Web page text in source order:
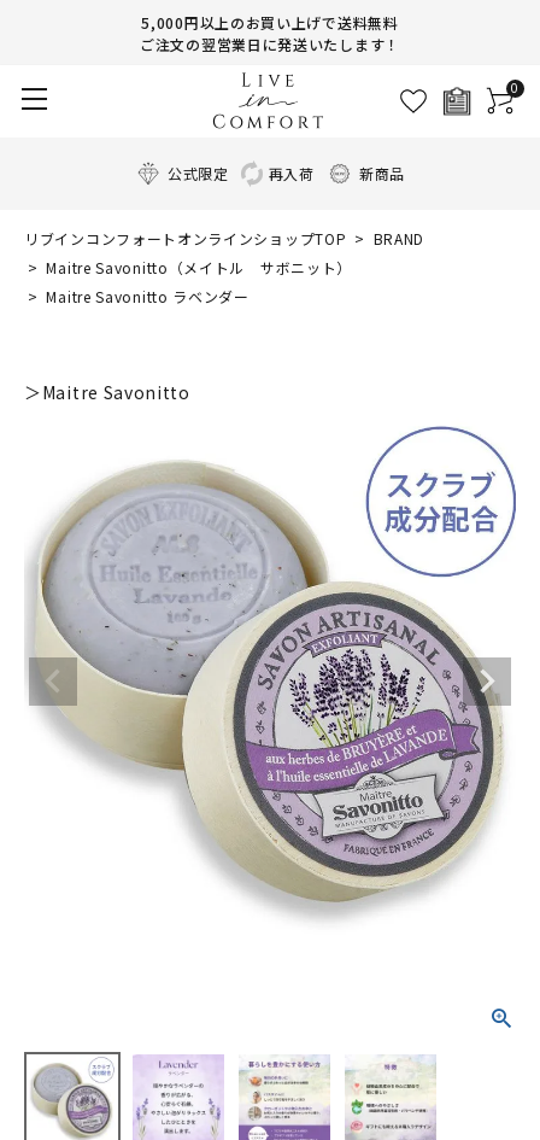
5,000円以上のお買い上げで送料無料
ご注文の翌営業日に発送いたします！
0
公式限定 再入荷 新商品
リブインコンフォートオンラインショップTOP
BRAND
Maitre Savonitto（メイトル サボニット）
Maitre Savonitto ラベンダー
＞Maitre Savonitto